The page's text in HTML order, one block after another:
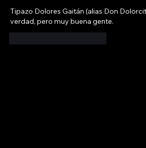
Tipazo Dolores Gaitán (alias Don
verdad, pero muy buena gente.